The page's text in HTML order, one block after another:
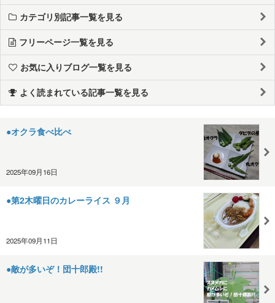
カテゴリ別記事一覧を見る
フリーページ一覧を見る
お気に入りブログ一覧を見る
よく読まれている記事一覧を見る
●オクラ食べ比べ
2025年09月16日
●第2木曜日のカレーライス ９月
2025年09月11日
●敵が多いぞ！団十郎殿!!